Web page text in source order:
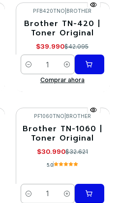
-5%
PFB420TNO BROTHER
Brother TN-420 |
Toner Original
$39.990$42.095
Cantidad
Comprar ahora
-5%
PF1060TNO BROTHER
Brother TN-1060 |
Toner Original
$30.990$32.621
5.0
Cantidad